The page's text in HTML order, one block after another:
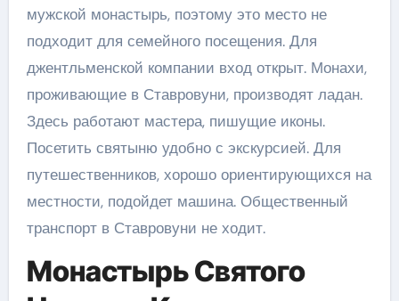
мужской монастырь, поэтому это место не
подходит для семейного посещения. Для
джентльменской компании вход открыт. Монахи,
проживающие в Ставровуни, производят ладан.
Здесь работают мастера, пишущие иконы.
Посетить святыню удобно с экскурсией. Для
путешественников, хорошо ориентирующихся на
местности, подойдет машина. Общественный
транспорт в Ставровуни не ходит.
Монастырь Святого